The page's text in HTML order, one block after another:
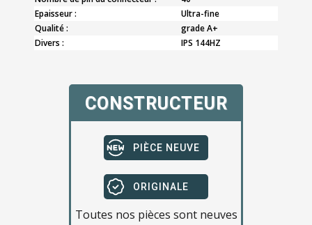
Epaisseur :
Ultra-fine
Qualité :
grade A+
Divers :
IPS 144HZ
CONSTRUCTEUR
PIÈCE NEUVE
ORIGINALE
Toutes nos pièces sont neuves